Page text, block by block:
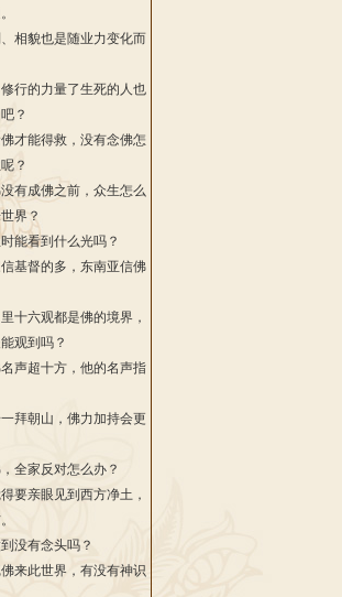
相貌也是随业力变化而
行的力量了生死的人也
？
才能得救，没有念佛怎
？
有成佛之前，众生怎么
界？
能看到什么光吗？
基督的多，东南亚信佛
里十六观都是佛的境界，
观到吗？
声超十方，他的名声指
拜朝山，佛力加持会更
全家反对怎么办？
要亲眼见到西方净土，
没有念头吗？
来此世界，有没有神识